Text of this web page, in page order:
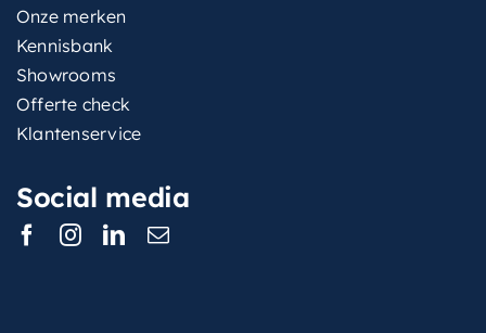
Onze merken
Kennisbank
Showrooms
Offerte check
Klantenservice
Social media